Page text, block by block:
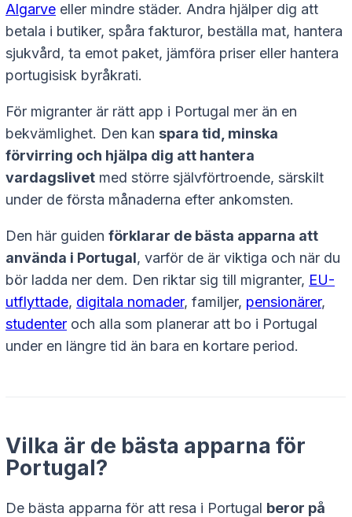
Algarve eller mindre städer. Andra hjälper dig att
betala i butiker, spåra fakturor, beställa mat, hantera
sjukvård, ta emot paket, jämföra priser eller hantera
portugisisk byråkrati.
För migranter är rätt app i Portugal mer än en
bekvämlighet. Den kan spara tid, minska
förvirring och hjälpa dig att hantera
vardagslivet med större självförtroende, särskilt
under de första månaderna efter ankomsten.
Den här guiden förklarar de bästa apparna att
använda i Portugal, varför de är viktiga och när du
bör ladda ner dem. Den riktar sig till migranter, EU-
utflyttade, digitala nomader, familjer, pensionärer,
studenter och alla som planerar att bo i Portugal
under en längre tid än bara en kortare period.
Vilka är de bästa apparna för
Portugal?
De bästa apparna för att resa i Portugal beror på